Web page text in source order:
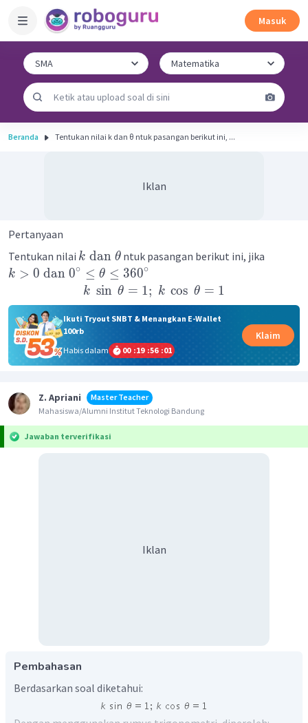
Masuk
Beranda Tentukan nilai k dan θ ntuk pasangan berikut ini, ...
Iklan
Pertanyaan
Tentukan nilai k dan θ ntuk pasangan berikut ini, jika
k > 0 dan 0∘ ≤ θ ≤ 360∘
k sin θ = 1; k cos θ = 1
Ikuti Tryout SNBT & Menangkan E-Wallet
100rb
Habis dalam
00 :19 :56 :01
Klaim
Z. Apriani
Master Teacher
Mahasiswa/Alumni Institut Teknologi Bandung
Jawaban terverifikasi
Iklan
Pembahasan
Berdasarkan soal diketahui: